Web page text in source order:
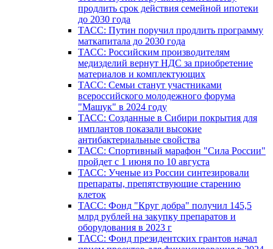
продлить срок действия семейной ипотеки
до 2030 года
ТАСС: Путин поручил продлить программу
маткапитала до 2030 года
ТАСС: Российским производителям
медизделий вернут НДС за приобретение
материалов и комплектующих
ТАСС: Семьи станут участниками
всероссийского молодежного форума
"Машук" в 2024 году
ТАСС: Созданные в Сибири покрытия для
имплантов показали высокие
антибактериальные свойства
ТАСС: Спортивный марафон "Сила России"
пройдет с 1 июня по 10 августа
ТАСС: Ученые из России синтезировали
препараты, препятствующие старению
клеток
ТАСС: Фонд "Круг добра" получил 145,5
млрд рублей на закупку препаратов и
оборудования в 2023 г
ТАСС: Фонд президентских грантов начал